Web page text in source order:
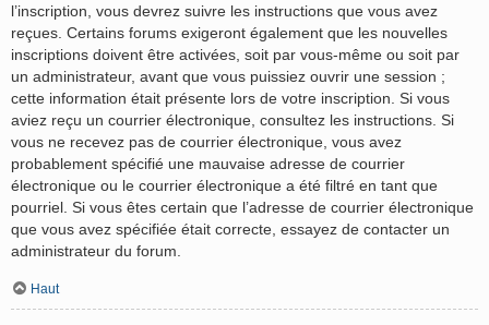
l’inscription, vous devrez suivre les instructions que vous avez
reçues. Certains forums exigeront également que les nouvelles
inscriptions doivent être activées, soit par vous-même ou soit par
un administrateur, avant que vous puissiez ouvrir une session ;
cette information était présente lors de votre inscription. Si vous
aviez reçu un courrier électronique, consultez les instructions. Si
vous ne recevez pas de courrier électronique, vous avez
probablement spécifié une mauvaise adresse de courrier
électronique ou le courrier électronique a été filtré en tant que
pourriel. Si vous êtes certain que l’adresse de courrier électronique
que vous avez spécifiée était correcte, essayez de contacter un
administrateur du forum.
Haut